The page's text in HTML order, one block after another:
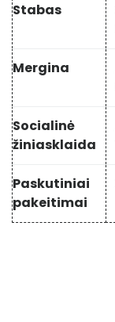
Stabas
Mergina
Socialinė
žiniasklaida
Paskutiniai
pakeitimai